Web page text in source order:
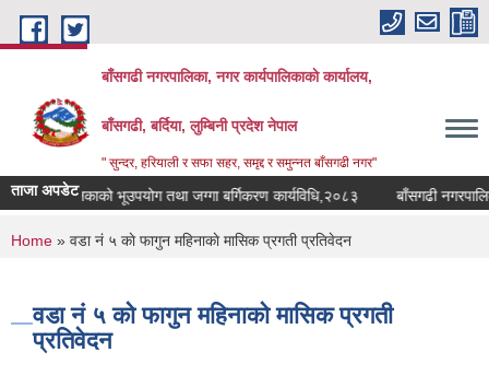
Skip to main content
बाँसगढी नगरपालिका, नगर कार्यपालिकाकाे कार्यालय,
बाँसगढी, बर्दिया, लुम्बिनी प्रदेश नेपाल
" सुन्दर, हरियाली र सफा सहर, समृद्द र समुन्नत बाँसगढी नगर"
ताजा अपडेट
नगरपालिकाको भूउपयोग तथा जग्गा बर्गिकरण कार्यविधि,२०८३ बाँसगढी
You are here
Home » वडा नं ५ काे फागुन महिनाकाे मासिक प्रगती प्रतिवेदन
वडा नं ५ काे फागुन महिनाकाे मासिक प्रगती
प्रतिवेदन